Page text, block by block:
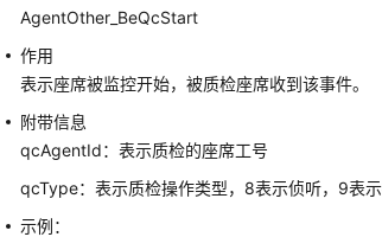
AgentOther_BeQcStart
作用
表示座席被监控开始，被质检座席收到该事件。
附带信息
qcAgentId：表示质检的座席工号
qcType：表示质检操作类型，8表示侦听，9表
示例：